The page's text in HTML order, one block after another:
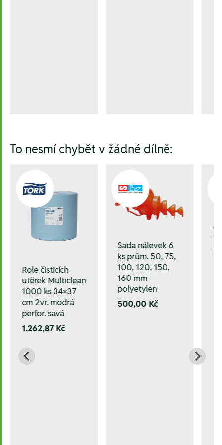
To nesmí chybět v žádné dílně:
Role čisticích
utěrek Multiclean
1000 ks 34×37
cm 2vr. modrá
perfor. savá
1.262,87 Kč
Sada nálevek 6
ks prům. 50, 75,
100, 120, 150,
160 mm
polyetylen
500,00 Kč